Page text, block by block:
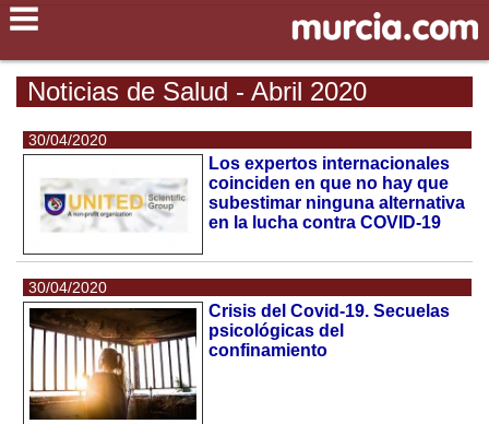
Noticias de Salud - Abril 2020
30/04/2020
Los expertos internacionales
coinciden en que no hay que
subestimar ninguna alternativa
en la lucha contra COVID-19
30/04/2020
Crisis del Covid-19. Secuelas
psicológicas del
confinamiento